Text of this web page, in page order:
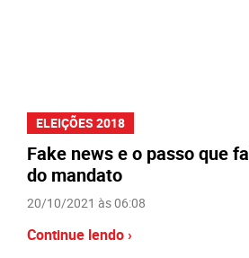
ELEIÇÕES 2018
Fake news e o passo que
do mandato
20/10/2021 às 06:08
Continue lendo ›